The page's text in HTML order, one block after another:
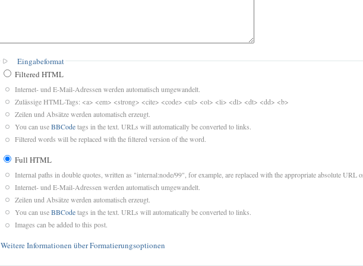
Eingabeformat
Filtered HTML
Internet- und E-Mail-Adressen werden automatisch umgewandelt.
Zulässige HTML-Tags: <a> <em> <strong> <cite> <code> <ul> <ol> <li> <dl> <dt> <dd> <b>
Zeilen und Absätze werden automatisch erzeugt.
You can useBBCodetags in the text. URLs will automatically be converted to links.
Filtered words will be replaced with the filtered version of the word.
Full HTML
Internal paths in double quotes, written as "internal:node/99", for example, are replaced with the appropriate absolute URL
Internet- und E-Mail-Adressen werden automatisch umgewandelt.
Zeilen und Absätze werden automatisch erzeugt.
You can useBBCodetags in the text. URLs will automatically be converted to links.
Images can be added to this post.
Weitere Informationen über Formatierungsoptionen